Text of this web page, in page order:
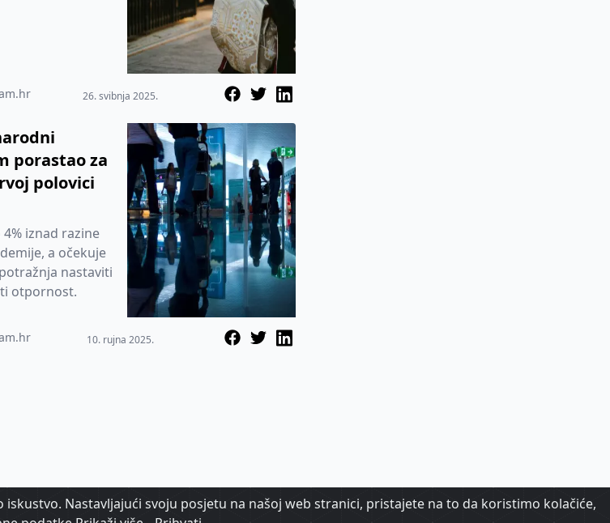
26. svibnja 2025.
porastao za
polovici
4% iznad razine
a očekuje
nastaviti
otpornost.
10. rujna 2025.
Nastavljajući svoju posjetu na našoj web stranici, pristajete na to da koristimo kolačiće,